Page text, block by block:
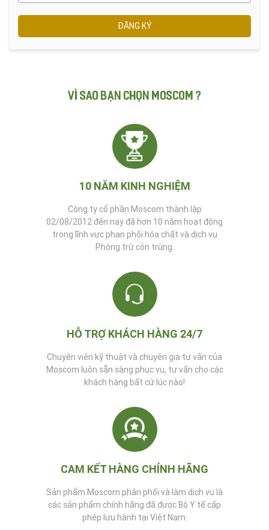
ĐĂNG KÝ
VÌ SAO BẠN CHỌN MOSCOM ?
10 NĂM KINH NGHIỆM
Công ty cổ phần Moscom thành lập
02/08/2012 đến nay đã hơn 10 năm hoạt động
trong lĩnh vực phan phối hóa chất và dịch vụ
Phòng trừ côn trùng.
HỖ TRỢ KHÁCH HÀNG 24/7
Chuyên viên kỹ thuật và chuyên gia tư vấn của
Moscom luôn sẵn sàng phục vụ, tư vấn cho các
khách hàng bất cứ lúc nào!
CAM KẾT HÀNG CHÍNH HÃNG
Sản phẩm Moscom phân phối và làm dịch vụ là
các sản phẩm chính hãng đã được Bộ Y tế cấp
phép lưu hành tại Việt Nam.